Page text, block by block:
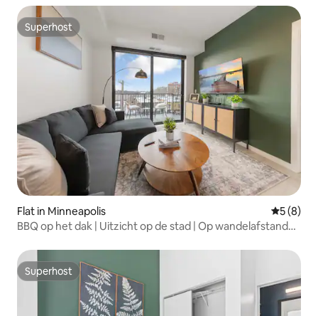
Superhost
Superhost
Flat in Minneapolis
5 (8)
BBQ op het dak | Uitzicht op de stad | Op wandelafstand
Superhost
Superhost